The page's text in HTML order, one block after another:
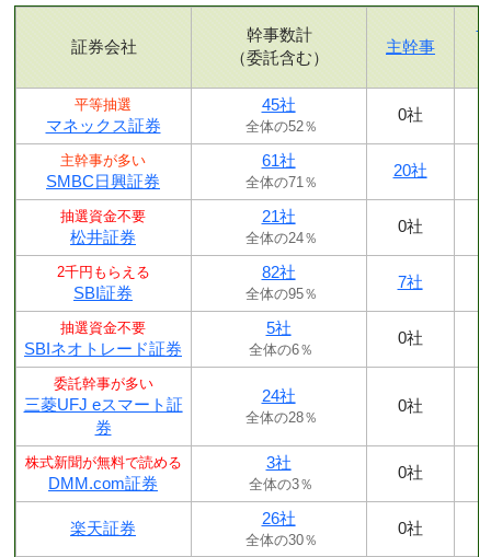
証券会社
幹事数計
（委託含む）
主幹事
平等抽選
マネックス証券
45社
全体の52％
0社
主幹事が多い
SMBC日興証券
61社
全体の71％
20社
抽選資金不要
松井証券
21社
全体の24％
0社
2千円もらえる
SBI証券
82社
全体の95％
7社
抽選資金不要
SBIネオトレード証券
5社
全体の6％
0社
委託幹事が多い
三菱UFJ eスマート証
券
24社
全体の28％
0社
株式新聞が無料で読める
DMM.com証券
3社
全体の3％
0社
楽天証券
26社
全体の30％
0社